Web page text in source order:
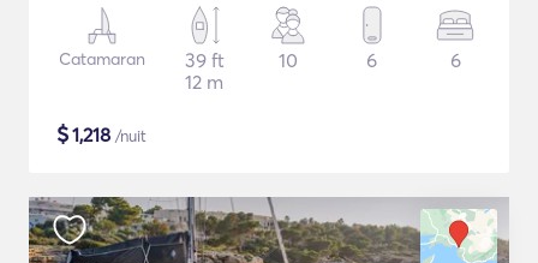
Catamaran
39 ft
12 m
10 6 6
$1,218 /nuit